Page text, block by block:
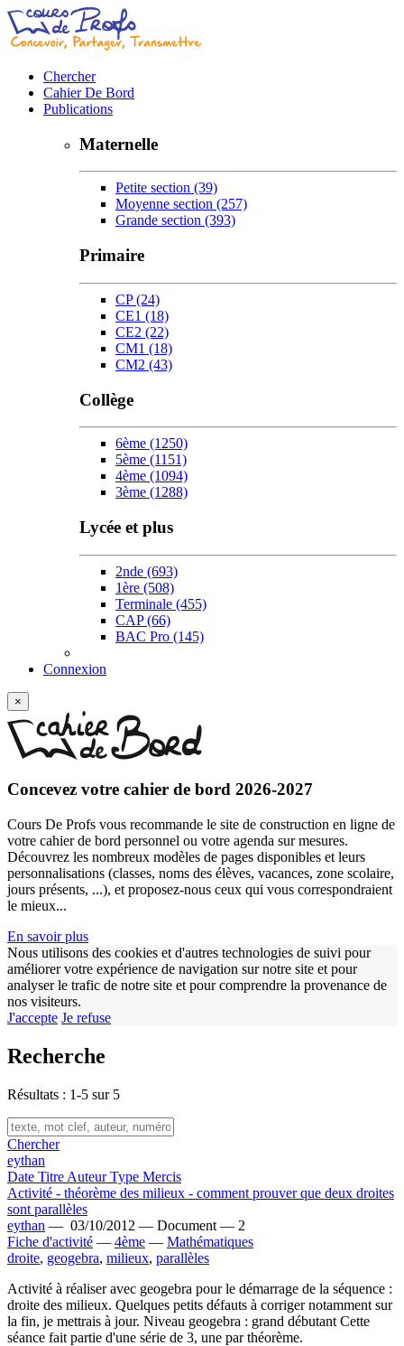
Chercher
Cahier De Bord
Publications
Maternelle
Petite section (39)
Moyenne section (257)
Grande section (393)
Primaire
CP(24)
CE1 (18)
CE2 (22)
CM1 (18)
CM2 (43)
Collège
6ème (1250)
5ème (1151)
4ème (1094)
3ème (1288)
Lycée et plus
2nde (693)
1ère (508)
Terminale (455)
CAP(66)
BAC Pro (145)
Connexion
×
Concevez votre cahier de bord 2026-2027
Cours De Profs vous recommande le site de construction en ligne de
votre cahier de bord personnel ou votre agenda sur mesures.
Découvrez les nombreux modèles de pages disponibles et leurs
personnalisations (classes, noms des élèves, vacances, zone scolaire,
jours présents, ...), et proposez-nous ceux qui vous correspondraient
le mieux...
En savoir plus
Nous utilisons des cookies et d'autres technologies de suivi pour
améliorer votre expérience de navigation sur notre site et pour
analyser le trafic de notre site et pour comprendre la provenance de
nos visiteurs.
J'accepte Je refuse
Recherche
Résultats : 1-5 sur 5
Chercher
eythan
Date Titre AuteurType Mercis
Activité - théorème des milieux - comment prouver que deux droites
sont parallèles
eythan — 03/10/2012 — Document — 2
Fiche d'activité — 4ème — Mathématiques
droite, geogebra, milieux, parallèles
Activité à réaliser avec geogebra pour le démarrage de la séquence :
droite des milieux. Quelques petits défauts à corriger notamment sur
la fin, je mettrais à jour. Niveau geogebra : grand débutant Cette
séance fait partie d'une série de 3, une par théorème.